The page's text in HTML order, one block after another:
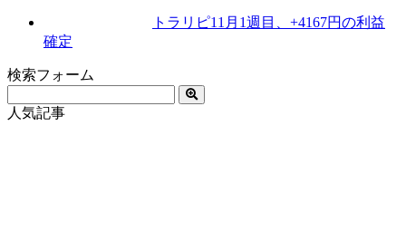
トラリピ11月1週目、+4167円の利益
確定
検索フォーム
人気記事